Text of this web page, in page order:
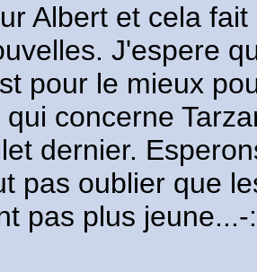
Albert et cela
J'espere
pour le mieux
qui concerne
dernier.
pas oublier que
pas plus jeune...-